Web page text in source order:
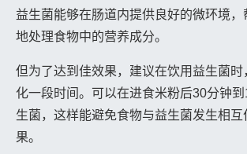
益生菌能够在肠道内提供良好的微环境
地处理食物中的营养成分。
但为了达到佳效果，建议在饮用益生菌时
化一段时间。可以在进食米粉后30分钟
生菌，这样能避免食物与益生菌发生相
果。